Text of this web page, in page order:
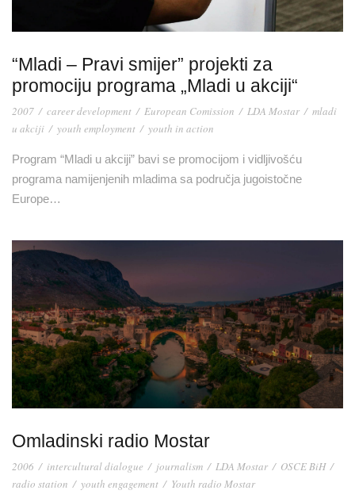
“Mladi – Pravi smijer” projekti za
promociju programa „Mladi u akciji“
2007 / career development / European Comission / LDA Mostar / mladi
u akciji / youth employment / youth in action
Program “Mladi u akciji” bavi se promocijom i vidljivošću
programa namijenjenih mladima sa područja jugoistočne
Europe…
Omladinski radio Mostar
2006 / intercultural dialogue / journalism / LDA Mostar / OSCE BiH /
radio station / youth engagement / Youth radio Mostar